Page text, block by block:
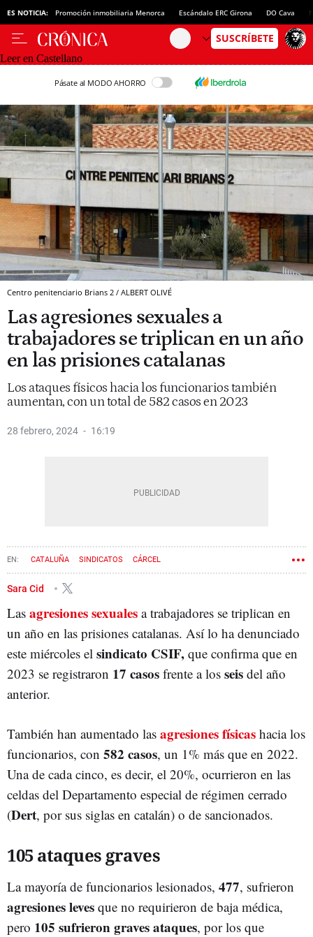
ES NOTICIA: Promoción inmobiliaria Menorca Escándalo ERC Girona DO Cava
Leer en Castellano
Pásate al MODO AHORRO
Centro penitenciario Brians 2 / ALBERT OLIVÉ
Las agresiones sexuales a
trabajadores se triplican en un año
en las prisiones catalanas
Los ataques físicos hacia los funcionarios también
aumentan, con un total de 582 casos en 2023
28 febrero, 2024 16:19
CATALUÑA SINDICATOS CÁRCEL
Sara Cid
Las agresiones sexuales a trabajadores se triplican en
un año en las prisiones catalanas. Así lo ha denunciado
este miércoles el sindicato CSIF, que confirma que en
2023 se registraron 17 casos frente a los seis del año
anterior.
También han aumentado las agresiones físicas hacia los
funcionarios, con 582 casos, un 1% más que en 2022.
Una de cada cinco, es decir, el 20%, ocurrieron en las
celdas del Departamento especial de régimen cerrado
(Dert, por sus siglas en catalán) o de sancionados.
105 ataques graves
La mayoría de funcionarios lesionados, 477, sufrieron
agresiones leves que no requirieron de baja médica,
pero 105 sufrieron graves ataques, por los que